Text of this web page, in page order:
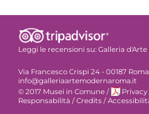
Leggi le recensioni su: Galleria
Via Francesco Crispi 24 - 00187
info@galleriaartemodernaroma.it
© 2017 Musei in Comune / Privacy
Responsabilità / Credits /